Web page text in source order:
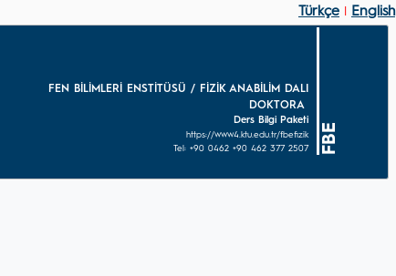
Türkçe English
FEN BİLİMLERİ ENSTİTÜSÜ / FİZİK ANABİLİM DALI
DOKTORA
Ders Bilgi Paketi
https://www4.ktu.edu.tr/fbefizik
Tel: +90 0462 +90 462 377 2507
FBE